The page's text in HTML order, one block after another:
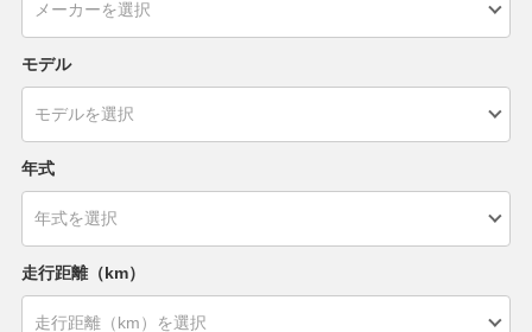
モデル
年式
走行距離（km）